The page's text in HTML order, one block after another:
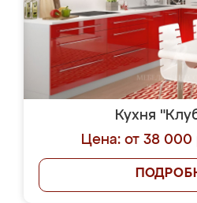
Кухня
Цена: от 38 000